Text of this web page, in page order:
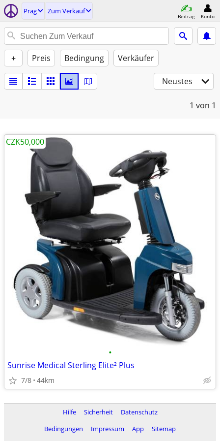
Prag Zum Verkauf
Beitrag Konto
+ Preis Bedingung Verkäufer
Neustes
1 von 1
•
Sunrise Medical Sterling Elite² Plus
7/8 44km
CZK50,000
Hilfe Sicherheit
Datenschutz
Bedingungen
Impressum App
Sitemap